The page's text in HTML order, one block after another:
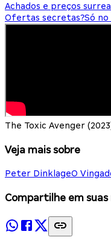
Achados e preços
Ofertas secretas?Só no
The Toxic Avenger
Veja mais sobre
Peter DinklageO
Compartilhe em suas